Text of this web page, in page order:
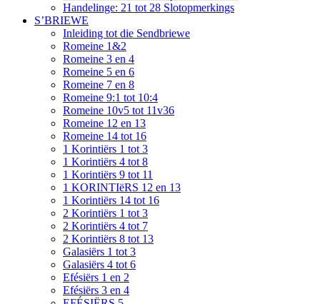
Handelinge: 21 tot 28 Slotopmerkings
S’BRIEWE
Inleiding tot die Sendbriewe
Romeine 1&2
Romeine 3 en 4
Romeine 5 en 6
Romeine 7 en 8
Romeine 9:1 tot 10:4
Romeine 10v5 tot 11v36
Romeine 12 en 13
Romeine 14 tot 16
1 Korintiërs 1 tot 3
1 Korintiërs 4 tot 8
1 Korintiërs 9 tot 11
1 KORINTIëRS 12 en 13
1 Korintiërs 14 tot 16
2 Korintiërs 1 tot 3
2 Korintiërs 4 tot 7
2 Korintiërs 8 tot 13
Galasiërs 1 tot 3
Galasiërs 4 tot 6
Efésiërs 1 en 2
Efésiërs 3 en 4